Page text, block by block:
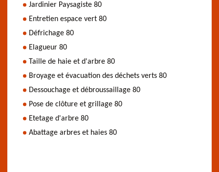
Jardinier Paysagiste 80
Entretien espace vert 80
Défrichage 80
Elagueur 80
Taille de haie et d'arbre 80
Broyage et évacuation des déchets verts 80
Dessouchage et débroussaillage 80
Pose de clôture et grillage 80
Etetage d'arbre 80
Abattage arbres et haies 80